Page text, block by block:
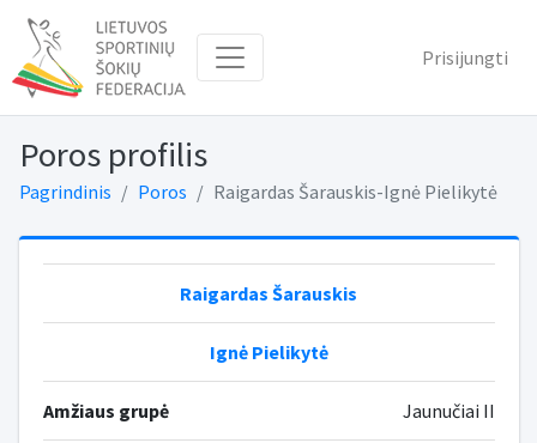
Prisijungti
Poros profilis
Pagrindinis Poros Raigardas Šarauskis-Ignė Pielikytė
Raigardas Šarauskis
Ignė Pielikytė
Amžiaus grupė Jaunučiai II